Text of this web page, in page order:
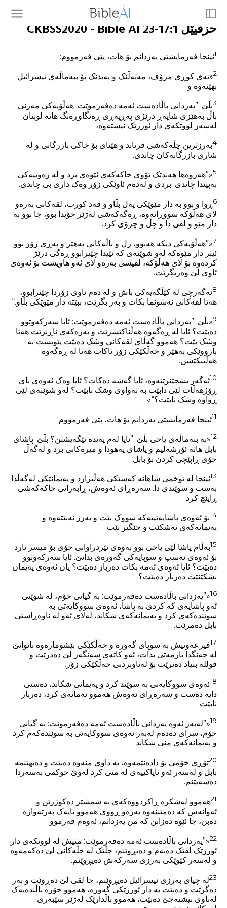
حزقیێل 17:1-23 CKBSS2020 - Bible AI
1ئینجا فەرمایشتی یەزدانم بۆ هات، پێی فەرمووم:
2«ئەی کوڕی مرۆڤ، مەتەڵێک و پەندێک بۆ بنەماڵەی ئیسرائیل
بهێنەوە و
3بڵێ: ”یەزدانی باڵادەست ئەمە دەفەرموێت: هەڵۆیەکی مەزنی
باڵ بەهێزی شاپەڕ درێژی پەڕپەڕی ڕەنگاوڕەنگ هاتە لوبنان.
لەسەر لووتکەی دار ئورزێک نیشتەوە،
4بەرزترین چڵەکەشی قرتاند و هێنای بۆ خاکی بازرگانی و لە
شاری بازرگانەکان چاندی.
5«”هەروەها هەندێک تۆوی خاکەکەی ئێوەی برد و لە زەوییەکی
بەپیتدا چاندی. بردی و لەدەم ئاوێکی زۆر وەک داری بی چاندی.
6 ڕوا و بوو بە دار مێوێکی پەل بڵاو و قەد کورت، لقەکانی بەرەو
لای هەڵۆکە سووڕانەوە، ڕەگەکەشی لەژێر خۆیدا بوو، جا بوو بە
دار مێو و لقی دا و چڵ و چرۆی کرد.
7«”هەڵۆیەکی دیکە هەبوو، زل و باڵەکانی بەهێز و پەڕی زۆر بوو.
ئیتر دار مێوەکە لەو شوێنەی کە تێیدا چێنرابوو ڕەگی درێژ
کردەوە بۆ لای هەڵۆکە، لقیشی بەرەو لای ئەو هاویشت بۆ ئەوەی
ئاوی لێ وەربگرێت.
8ئەگەرچی لە کێڵگەیەکی باش و لە دەم ئاوی زۆردا چێنرابوو،
هەتا لقەکانی نەشونما بکات و بەر بگرێت، ببێتە دار مێوێکی بڵاو.“
9«بڵێ: ”یەزدانی باڵادەست ئەمە دەفەرموێت: ئایا سەرکەوتوو
دەبێت؟ ئایا لە ڕەگەوە هەڵناکێشرێت و بەرەکەی ناڕنرێت هەتا
وشک بێت؟ هەموو گەڵای لقەکانی وشک دەبێت پێویست بە
بازووێکی بەهێز و خەڵکێکی زۆر ناکات هەتا لە ڕەگەوە
هەڵیبکێشن.
10ئەگەر بشچێنرێتەوە، ئایا گەشە دەکات؟ ئایا وەک ئەوەی بای
ڕۆژهەڵات لێی دابێت بە تەواوی وشک نابێت؟ لەو شوێنەی لێی
ڕواوە وشک نابێت؟“»
11ئینجا فەرمایشتی یەزدانم بۆ هات، پێی فەرمووم:
12«بە بنەماڵەی یاخی بڵێ: ”ئایا لەم پەندە تێگەیشتن؟ بڵێ: پاشای
بابل هاتە ئۆرشەلیم و پاشای یەهودا و میرەکانی برد و لەگەڵ
خۆی ڕاپێچی کردن بۆ بابل.
13ئینجا لە توخمی شاهانە کەسێکی هەڵبژارد و پەیمانێکی لەگەڵدا
بەست و سوێندی دا. سەرەڕای ئەوەش، ڕابەرانی خاکەکەشی
ڕاپێچ کرد
14بۆ ئەوەی پاشایەتییەکە سووک بێت و بەرز نەبێتەوە و
پەیمانەکەی نەشکێت و جێگیر بێت.
15بەڵام پاشا لێی یاخی بوو بەوەی نێردراوانی خۆی بۆ میسر نارد
بۆ ئەوەی ئەسپ و سوپایەکی گەورەی بداتێ. ئایا سەرکەوتوو
دەبێت؟ ئایا ئەوەی ئەمە بکات دەرباز دەبێت؟ یان ئەوەی پەیمان
بشکێنێت دەرباز دەبێت؟
16«”یەزدانی باڵادەست دەفەرموێت: بە گیانی خۆم، لە شوێنی
ئەو پاشایەی کە کردی بە پاشا، ئەوەی سووکایەتی بە
سوێندەکەی کرد و پەیمانەکەی شکاند، لەلای ئەو لە ناوەڕاستی
بابل دەمرێت.
17فیرعەونیش بە سوپای گەورە و خەڵکێکی بێشومارەوە ناتوانێ
لە جەنگدا یارمەتی بدات، ئەو کاتەی سەنگەر لێ دەدرێت و
قوللە بنیاد دەنرێت بۆ لەناوبردنی خەڵکێکی زۆر.
18ئەوەی سووکایەتی بە سوێند کرد و پەیمانی شکاند، دەستی
دایە دەست و سەرەڕای ئەوەش هەموو ئەمانەی کرد، دەرباز
نابێت.
19«”لەبەر ئەوە یەزدانی باڵادەست ئەمە دەفەرموێت: بە گیانی
خۆم، سزای دەدەم لەبەر ئەوەی سووکایەتی بە سوێندەکەم کرد
و پەیمانەکەی منی شکاند.
20تۆڕی خۆمی بۆ دادەنێمەوە، بە داوی منەوە دەبێت و دەیهێنمە
بابل و لەسەر ئەو ناپاکییەی لە منی کرد لەوێ حوکمی بەسەردا
دەسەپێنم.
21هەموو لەشکرە ڕاکردووەکەی بە شمشێر دەکوژرێن و
ئەوانەش کە دەمێننەوە بەرەو ڕووی هەموو بایەک پەرتەوازە
دەبن، جا ئێوە دەزانن کە من یەزدانم، ئەوەم فەرموو.
22«”یەزدانی باڵادەست ئەمە دەفەرموێت: منیش لە لووتکەی دار
ئورزێک لقێک دەبەم و دەیڕوێنم، چڵێک لە چڵەکانی لێ دەکەمەوە
و لەسەر کێوێکی بەرزی سەرکەش دەیڕوێنم.
23لە چیای بەرزی ئیسرائیل دەیڕوێنم، جا لقی لێ دەڕوێت و بەر
دەگرێت و دەبێت بە دار ئورزێکی گەورە، هەموو جۆرە باڵندەیەک
لەناوی نیشتەجێ دەبێت، هەموو باڵدارێک لەژێر سێبەری